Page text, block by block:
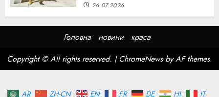
26.07.2026
Головна новини
краса
Copyright © All rights reserved. |ChromeNewsby AF themes.
AR ZH-CN EN FR DE HI IT